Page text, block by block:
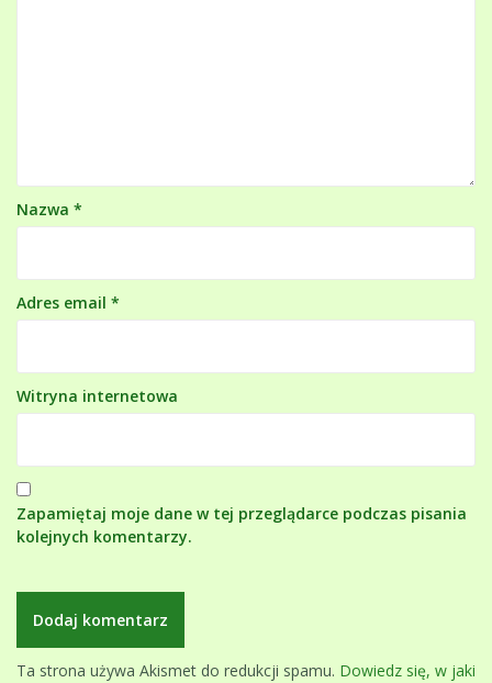
Nazwa *
Adres email *
Witryna internetowa
Zapamiętaj moje dane w tej przeglądarce podczas pisania
kolejnych komentarzy.
Ta strona używa Akismet do redukcji spamu. Dowiedz się, w jaki